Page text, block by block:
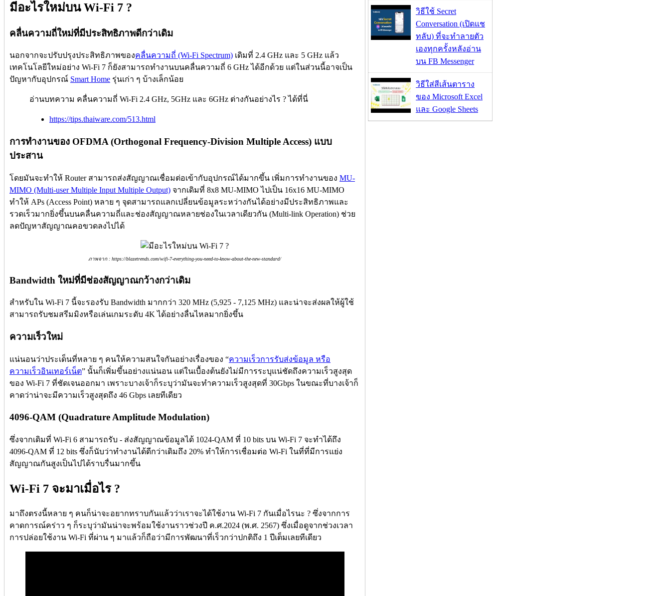
มีอะไรใหม่บน Wi-Fi 7 ?
คลื่นความถี่ใหม่ที่มีประสิทธิภาพดีกว่าเดิม
นอกจากจะปรับปรุงประสิทธิภาพของคลื่นความถี่ (Wi-Fi Spectrum) เดิมที่ 2.4 GHz และ 5 GHz แล้ว
เทคโนโลยีใหม่อย่าง Wi-Fi 7 ก็ยังสามารถทำงานบนคลื่นความถี่ 6 GHz ได้อีกด้วย แต่ในส่วนนี้อาจเป็น
ปัญหากับอุปกรณ์ Smart Home รุ่นเก่า ๆ บ้างเล็กน้อย
อ่านบทความ คลื่นความถี่ Wi-Fi 2.4 GHz, 5GHz และ 6GHz ต่างกันอย่างไร ? ได้ที่นี่
https://tips.thaiware.com/513.html
การทำงานของ OFDMA (Orthogonal Frequency-Division Multiple Access) แบบ
ประสาน
โดยมันจะทำให้ Router สามารถส่งสัญญาณเชื่อมต่อเข้ากับอุปกรณ์ได้มากขึ้น เพิ่มการทำงานของ MU-
MIMO (Multi-user Multiple Input Multiple Output) จากเดิมที่ 8x8 MU-MIMO ไปเป็น 16x16 MU-MIMO
ทำให้ APs (Access Point) หลาย ๆ จุดสามารถแลกเปลี่ยนข้อมูลระหว่างกันได้อย่างมีประสิทธิภาพและ
รวดเร็วมากยิ่งขึ้นบนคลื่นความถี่และช่องสัญญาณหลายช่องในเวลาเดียวกัน (Multi-link Operation) ช่วย
ลดปัญหาสัญญาณคอขวดลงไปได้
ภาพจาก : https://blazetrends.com/wifi-7-everything-you-need-to-know-about-the-new-standard/
Bandwidth ใหม่ที่มีช่องสัญญาณกว้างกว่าเดิม
สำหรับใน Wi-Fi 7 นี้จะรองรับ Bandwidth มากกว่า 320 MHz (5,925 - 7,125 MHz) และน่าจะส่งผลให้ผู้ใช้
สามารถรับชมสรีมมิงหรือเล่นเกมระดับ 4K ได้อย่างลื่นไหลมากยิ่งขึ้น
ความเร็วใหม่
แน่นอนว่าประเด็นที่หลาย ๆ คนให้ความสนใจกันอย่างเรื่องของ “ความเร็วการรับส่งข้อมูล หรือ
ความเร็วอินเทอร์เน็ต” นั้นก็เพิ่มขึ้นอย่างแน่นอน แต่ในเบื้องต้นยังไม่มีการระบุแน่ชัดถึงความเร็วสูงสุด
ของ Wi-Fi 7 ที่ชัดเจนออกมา เพราะบางเจ้าก็ระบุว่ามันจะทำความเร็วสูงสุดที่ 30Gbps ในขณะที่บางเจ้าก็
คาดว่าน่าจะมีความเร็วสูงสุดถึง 46 Gbps เลยทีเดียว
4096-QAM (Quadrature Amplitude Modulation)
ซึ่งจากเดิมที่ Wi-Fi 6 สามารถรับ - ส่งสัญญาณข้อมูลได้ 1024-QAM ที่ 10 bits บน Wi-Fi 7 จะทำได้ถึง
4096-QAM ที่ 12 bits ซึ่งก็นับว่าทำงานได้ดีกว่าเดิมถึง 20% ทำให้การเชื่อมต่อ Wi-Fi ในที่ที่มีการแย่ง
สัญญาณกันสูงเป็นไปได้ราบรื่นมากขึ้น
Wi-Fi 7 จะมาเมื่อไร ?
มาถึงตรงนี้หลาย ๆ คนก็น่าจะอยากทราบกันแล้วว่าเราจะได้ใช้งาน Wi-Fi 7 กันเมื่อไรนะ ? ซึ่งจากการ
คาดการณ์คร่าว ๆ ก็ระบุว่ามันน่าจะพร้อมใช้งานราวช่วงปี ค.ศ.2024 (พ.ศ. 2567) ซึ่งเมื่อดูจากช่วงเวลา
การปล่อยใช้งาน Wi-Fi ที่ผ่าน ๆ มาแล้วก็ถือว่ามีการพัฒนาที่เร็วกว่าปกติถึง 1 ปีเต็มเลยทีเดียว
วิธีใช้ Secret
Conversation (เปิดแช
ทลับ) ที่จะทำลายตัว
เองทุกครั้งหลังอ่าน
บน FB Messenger
วิธีใส่สีเส้นตาราง
ของ Microsoft Excel
และ Google Sheets